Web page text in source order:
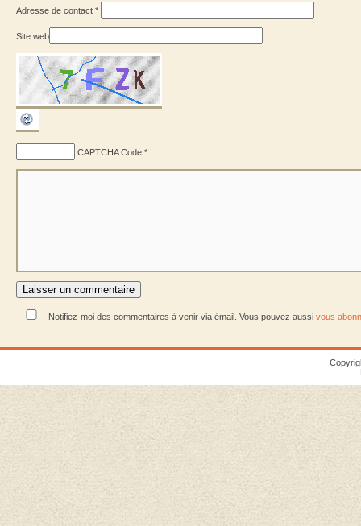
Adresse de contact *
Site web
CAPTCHA Code *
Notifiez-moi des commentaires à venir via émail. Vous pouvez aussi vous